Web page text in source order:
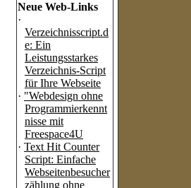
Neue Web-Links
·
Verzeichnisscript.d
e: Ein
Leistungsstarkes
Verzeichnis-Script
für Ihre Webseite
· "Webdesign ohne
Programmierkennt
nisse mit
Freespace4U
· Text Hit Counter
Script: Einfache
Webseitenbesucher
zählung ohne